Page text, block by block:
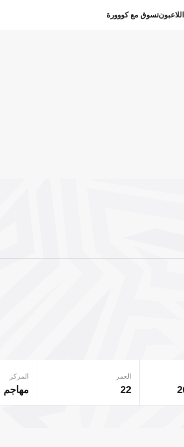
اللاعبونتسوق مع كووورة
22
العمر
مهاجم
المركز